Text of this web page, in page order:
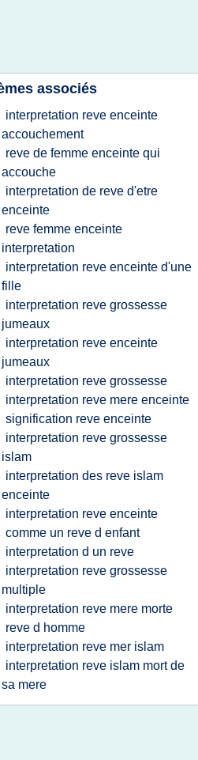
associés
interpretation reve enceinte
accouchement
reve de femme enceinte qui
accouche
interpretation de reve d'etre
enceinte
reve femme enceinte
interpretation
interpretation reve enceinte d'une
fille
interpretation reve grossesse
jumeaux
interpretation reve enceinte
jumeaux
interpretation reve grossesse
interpretation reve mere enceinte
signification reve enceinte
interpretation reve grossesse
islam
interpretation des reve islam
enceinte
interpretation reve enceinte
comme un reve d enfant
interpretation d un reve
interpretation reve grossesse
multiple
interpretation reve mere morte
reve d homme
interpretation reve mer islam
interpretation reve islam mort de
sa mere